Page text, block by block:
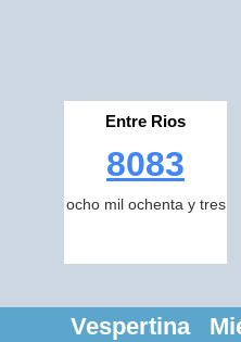
Entre Rios
8083
ocho mil ochenta y tres
Vespertina